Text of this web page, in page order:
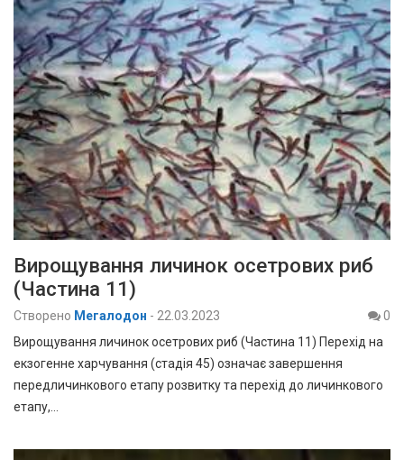
Вирощування личинок осетрових риб
(Частина 11)
Створено Мегалодон - 22.03.2023
0
Вирощування личинок осетрових риб (Частина 11) Перехід на
екзогенне харчування (стадія 45) означає завершення
передличинкового етапу розвитку та перехід до личинкового
етапу,…